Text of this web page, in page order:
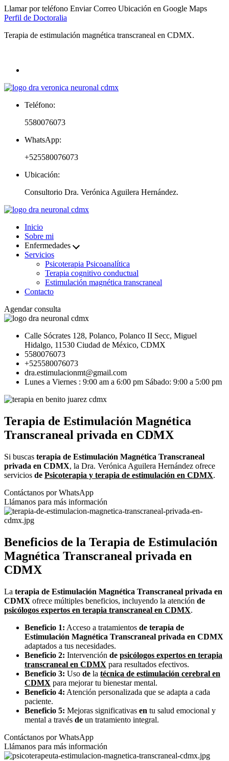
Llamar por teléfono Enviar Correo Ubicación en Google Maps
Perfil de Doctoralia
Terapia de estimulación magnética transcraneal en CDMX.
Teléfono:
5580076073
WhatsApp:
+525580076073
Ubicación:
Consultorio Dra. Verónica Aguilera Hernández.
Inicio
Sobre mi
Enfermedades
Servicios
Psicoterapia Psicoanalítica
Terapia cognitivo conductual
Estimulación magnética transcraneal
Contacto
Agendar consulta
Calle Sócrates 128, Polanco, Polanco II Secc, Miguel
Hidalgo, 11530 Ciudad de México, CDMX
5580076073
+525580076073
dra.estimulacionmt@gmail.com
Lunes a Viernes : 9:00 am a 6:00 pm Sábado: 9:00 a 5:00 pm
Terapia de Estimulación Magnética
Transcraneal privada en CDMX
Si buscas terapia de Estimulación Magnética Transcraneal
privada en CDMX, la Dra. Verónica Aguilera Hernández ofrece
servicios de Psicoterapia y terapia de estimulación en CDMX.
Contáctanos por WhatsApp
Llámanos para más información
Beneficios de la Terapia de Estimulación
Magnética Transcraneal privada en
CDMX
La terapia de Estimulación Magnética Transcraneal privada en
CDMX ofrece múltiples beneficios, incluyendo la atención de
psicólogos expertos en terapia transcraneal en CDMX.
Beneficio 1: Acceso a tratamientos de terapia de
Estimulación Magnética Transcraneal privada en CDMX
adaptados a tus necesidades.
Beneficio 2: Intervención de psicólogos expertos en terapia
transcraneal en CDMX para resultados efectivos.
Beneficio 3: Uso de la técnica de estimulación cerebral en
CDMX para mejorar tu bienestar mental.
Beneficio 4: Atención personalizada que se adapta a cada
paciente.
Beneficio 5: Mejoras significativas en tu salud emocional y
mental a través de un tratamiento integral.
Contáctanos por WhatsApp
Llámanos para más información